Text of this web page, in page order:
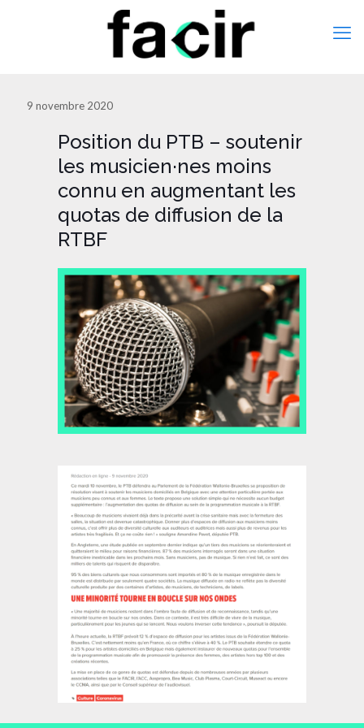
9 novembre 2020
Position du PTB – soutenir
les musicien·nes moins
connu en augmentant les
quotas de diffusion de la
RTBF